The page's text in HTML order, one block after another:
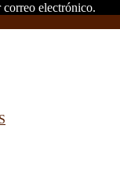
correo electrónico.